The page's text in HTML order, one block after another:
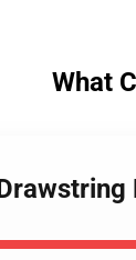
What